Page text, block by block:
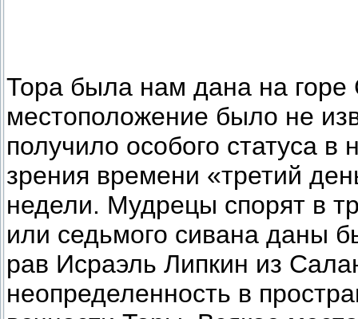
Тора была нам дана на горе
местоположение было не
получило особого статуса
зрения времени «третий
недели. Мудрецы спорят в
или седьмого сивана даны
рав Исраэль Липкин из
неопределенность в